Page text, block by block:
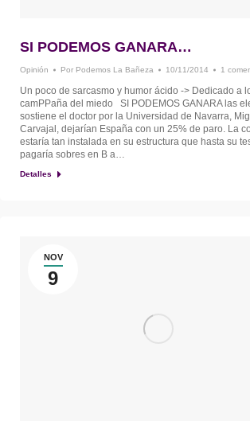
SI PODEMOS GANARA…
Opinión Por Podemos La Bañeza 10/11/2014 1
Un poco de sarcasmo y humor ácido -> Dedicado a
camPPaña del miedo SI PODEMOS GANARA las
sostiene el doctor por la Universidad de Navarra,
Carvajal, dejarían España con un 25% de paro. La
estaría tan instalada en su estructura que hasta su
pagaría sobres en B a…
Detalles
NOV
9